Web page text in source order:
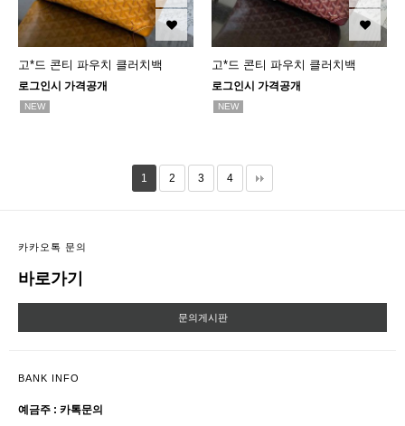
고*드 콘티 파우치 클러치백
로그인시 가격공개
NEW
고*드 콘티 파우치 클러치백
로그인시 가격공개
NEW
1 2 3 4
카카오톡 문의
바로가기
문의게시판
BANK INFO
예금주 : 카톡문의